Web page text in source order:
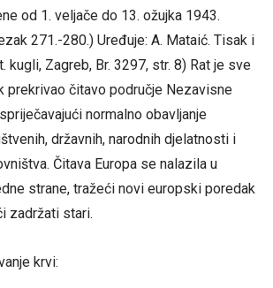
od 1. veljače do 13. ožujka 1943.
271.-280.) Uređuje: A. Mataić. Tisak i
kugli, Zagreb, Br. 3297, str. 8) Rat je sve
prekrivao čitavo područje Nezavisne
normalno obavljanje
državnih, narodnih djelatnosti i
Čitava Europa se nalazila u
strane, tražeći novi europski poredak
zadržati stari.
krvi: